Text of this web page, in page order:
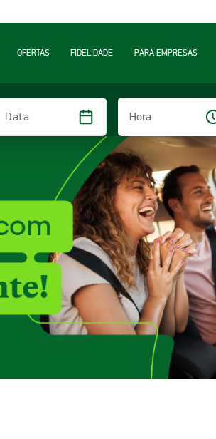
OFERTAS FIDELIDADE PARA EMPRESAS
Data
Hora